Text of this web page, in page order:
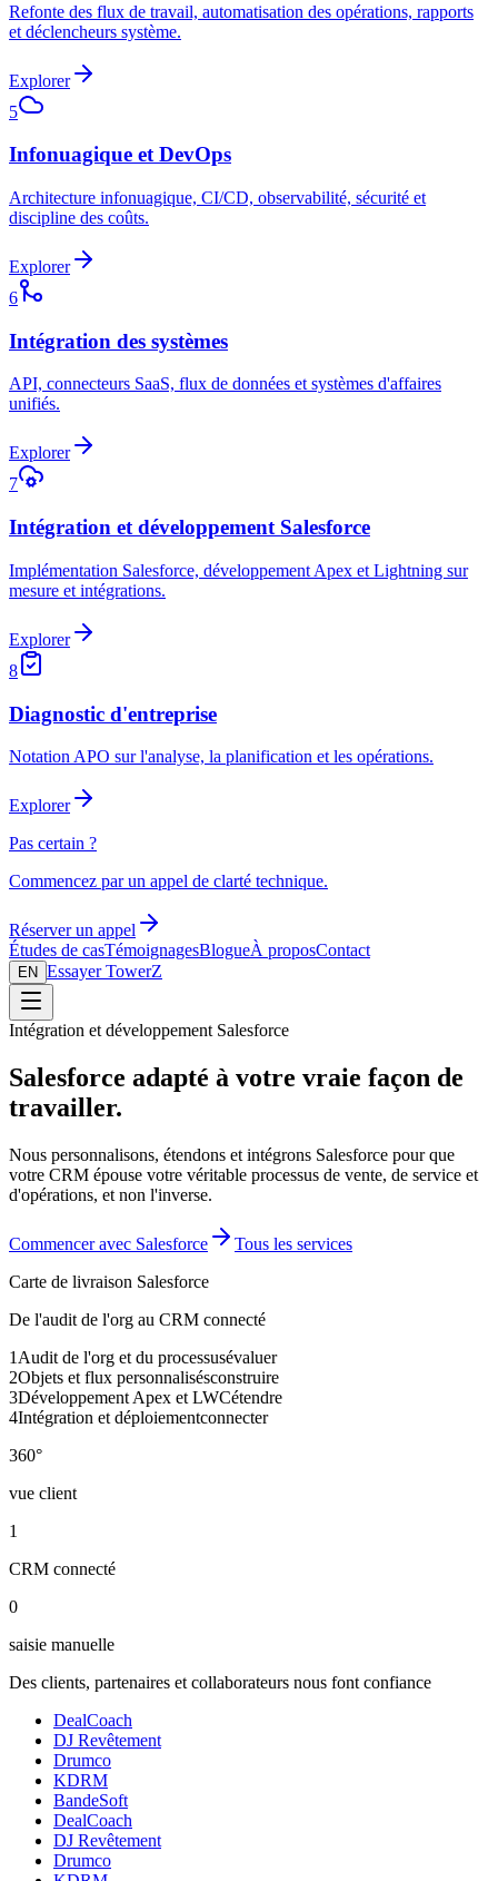
Refonte des flux de travail, automatisation des opérations, rapports
et déclencheurs système.
Explorer
5
Infonuagique et DevOps
Architecture infonuagique, CI/CD, observabilité, sécurité et
discipline des coûts.
Explorer
6
Intégration des systèmes
API, connecteurs SaaS, flux de données et systèmes d'affaires
unifiés.
Explorer
7
Intégration et développement Salesforce
Implémentation Salesforce, développement Apex et Lightning sur
mesure et intégrations.
Explorer
8
Diagnostic d'entreprise
Notation APO sur l'analyse, la planification et les opérations.
Explorer
Pas certain ?
Commencez par un appel de clarté technique.
Réserver un appel
Études de casTémoignagesBlogueÀ proposContact
EN Essayer TowerZ
Intégration et développement Salesforce
Salesforce adapté à votre vraie façon de
travailler.
Nous personnalisons, étendons et intégrons Salesforce pour que
votre CRM épouse votre véritable processus de vente, de service et
d'opérations, et non l'inverse.
Commencer avec Salesforce
Tous les services
Carte de livraison Salesforce
De l'audit de l'org au CRM connecté
1 Audit de l'org et du processusévaluer
2Objets et flux personnalisésconstruire
3Développement Apex et LWCétendre
4Intégration et déploiementconnecter
360°
vue client
1
CRM connecté
0
saisie manuelle
Des clients, partenaires et collaborateurs nous font confiance
DealCoach
DJ Revêtement
Drumco
KDRM
BandeSoft
DealCoach
DJ Revêtement
Drumco